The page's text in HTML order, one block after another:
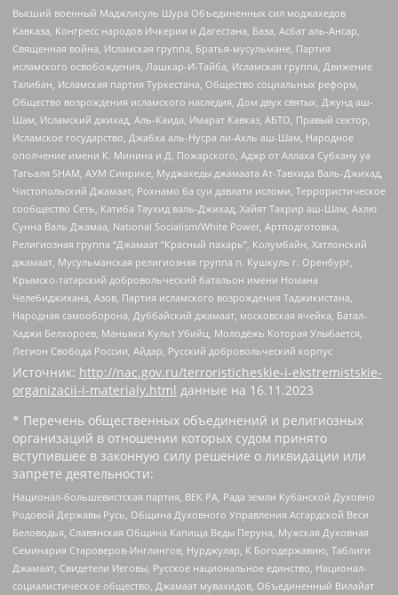
Высший военный Маджлисуль Шура Объединенных сил моджахедов
Кавказа, Конгресс народов Ичкерии и Дагестана, База, Асбат аль-Ансар,
Священная война, Исламская группа, Братья-мусульмане, Партия
исламского освобождения, Лашкар-И-Тайба, Исламская группа, Движение
Талибан, Исламская партия Туркестана, Общество социальных реформ,
Общество возрождения исламского наследия, Дом двух святых, Джунд аш-
Шам, Исламский джихад, Аль-Каида, Имарат Кавказ, АБТО, Правый сектор,
Исламское государство, Джабха аль-Нусра ли-Ахль аш-Шам, Народное
ополчение имени К. Минина и Д. Пожарского, Аджр от Аллаха Субхану уа
Тагьаля SHAM, АУМ Синрике, Муджахеды джамаата Ат-Тавхида Валь-Джихад,
Чистопольский Джамаат, Рохнамо ба суи давлати исломи, Террористическое
сообщество Сеть, Катиба Таухид валь-Джихад, Хайят Тахрир аш-Шам, Ахлю
Сунна Валь Джамаа, National Socialism/White Power, Артподготовка,
Религиозная группа “Джамаат “Красный пахарь”, Колумбайн, Хатлонский
джамаат, Мусульманская религиозная группа п. Кушкуль г. Оренбург,
Крымско-татарский добровольческий батальон имени Номана
Челебиджихана, Азов, Партия исламского возрождения Таджикистана,
Народная самооборона, Дуббайский джамаат, московская ячейка, Батал-
Хаджи Белхороев, Маньяки Культ Убийц, Молодёжь Которая Улыбается,
Легион Свобода России, Айдар, Русский добровольческий корпус
Источник: http://nac.gov.ru/terroristicheskie-i-ekstremistskie-
organizacii-i-materialy.html данные на 16.11.2023
* Перечень общественных объединений и религиозных
организаций в отношении которых судом принято
вступившее в законную силу решение о ликвидации или
запрете деятельности:
Национал-большевистская партия, ВЕК РА, Рада земли Кубанской Духовно
Родовой Державы Русь, Община Духовного Управления Асгардской Веси
Беловодья, Славянская Община Капища Веды Перуна, Мужская Духовная
Семинария Староверов-Инглингов, Нурджулар, К Богодержавию, Таблиги
Джамаат, Свидетели Иеговы, Русское национальное единство, Национал-
социалистическое общество, Джамаат мувахидов, Объединенный Вилайат